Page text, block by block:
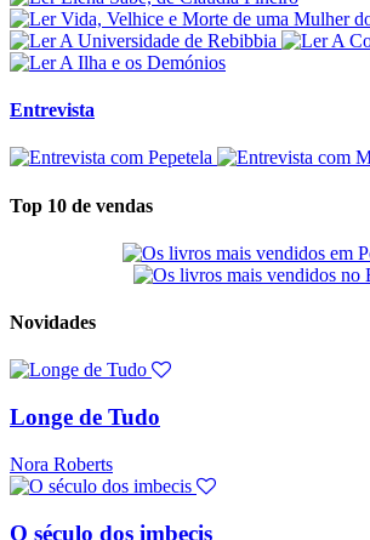
Entrevista
Top 10 de vendas
Novidades
Longe de Tudo
Nora Roberts
O século dos imbecis